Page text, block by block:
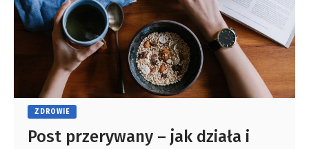
ZDROWIE
Post przerywany – jak działa i